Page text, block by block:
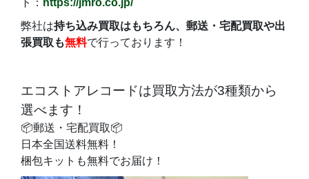
ト： https://jmro.co.jp/
弊社は持ち込み買取はもちろん、郵送・宅配買取や出
張買取も無料で行っております！
エコストアレコードは買取方法が3種類から
選べます！
📦郵送・宅配買取📦
日本全国送料無料！
梱包キットも無料でお届け！